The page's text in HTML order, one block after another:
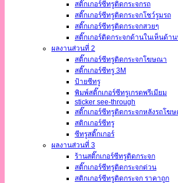
สติ๊กเกอร์ซีทรูติดกระจกรถ
สติ๊กเกอร์ซีทรูติดกระจกโชว์รูมรถ
สติ๊กเกอร์ซีทรูติดกระจกสวยๆ
สติ๊กเกอร์ติดกระจกด้านในเห็นด้า
ผลงานส่วนที่ 2
สติ๊กเกอร์ซีทรูติดกระจกโฆษณา
สติ๊กเกอร์ซีทรู 3M
ป้ายซีทรู
พิมพ์สติ๊กเกอร์ซีทรูเกรดพรีเมียม
sticker see-through
สติ๊กเกอร์ซีทรูติดกระจกหลังรถโฆ
สติกเกอร์ซีทรู
ซีทรูสติ๊กเกอร์
ผลงานส่วนที่ 3
ร้านสติ๊กเกอร์ซีทรูติดกระจก
สติ๊กเกอร์ซีทรูติดกระจกด่วน
สติกเกอร์ซีทรูติดกระจก ราคาถูก